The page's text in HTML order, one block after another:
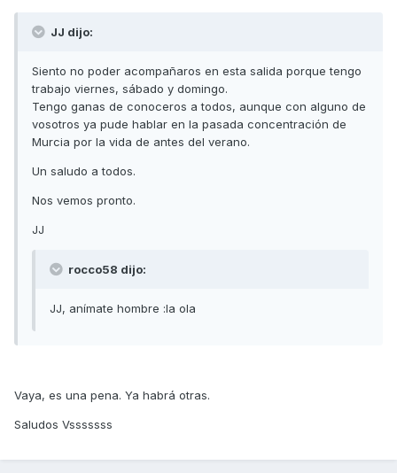
JJ dijo:
Siento no poder acompañaros en esta salida porque tengo
trabajo viernes, sábado y domingo.
Tengo ganas de conoceros a todos, aunque con alguno de
vosotros ya pude hablar en la pasada concentración de
Murcia por la vida de antes del verano.
Un saludo a todos.
Nos vemos pronto.
JJ
rocco58 dijo:
JJ, anímate hombre :la ola
Vaya, es una pena. Ya habrá otras.
Saludos Vsssssss